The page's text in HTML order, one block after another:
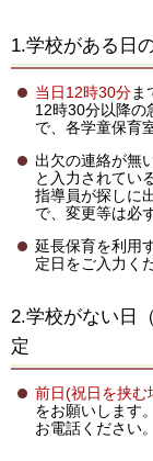
1.学校がある日
当日12時30分ま
12時30分以降の
で、各学童保育
出欠の連絡が無
と入力されてい
指導員が探しに
で、変更等は必
延長保育を利用
定日をご入力く
2.学校がない日
定
前日(祝日を挟む
をお願いします
お電話ください。